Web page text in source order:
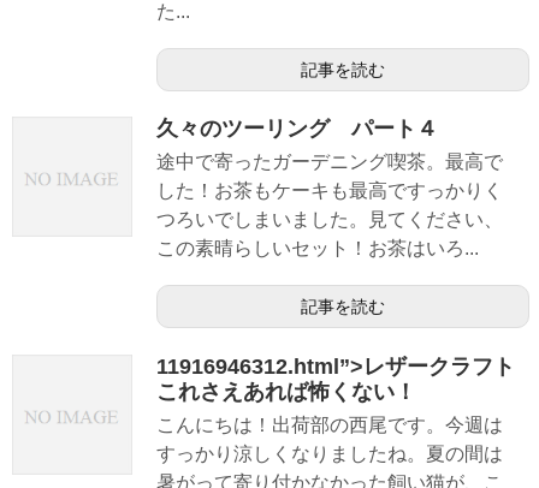
た...
記事を読む
久々のツーリング パート４
途中で寄ったガーデニング喫茶。最高で
した！お茶もケーキも最高ですっかりく
つろいでしまいました。見てください、
この素晴らしいセット！お茶はいろ...
記事を読む
11916946312.html”>レザークラフト
これさえあれば怖くない！
こんにちは！出荷部の西尾です。今週は
すっかり涼しくなりましたね。夏の間は
暑がって寄り付かなかった飼い猫が、こ